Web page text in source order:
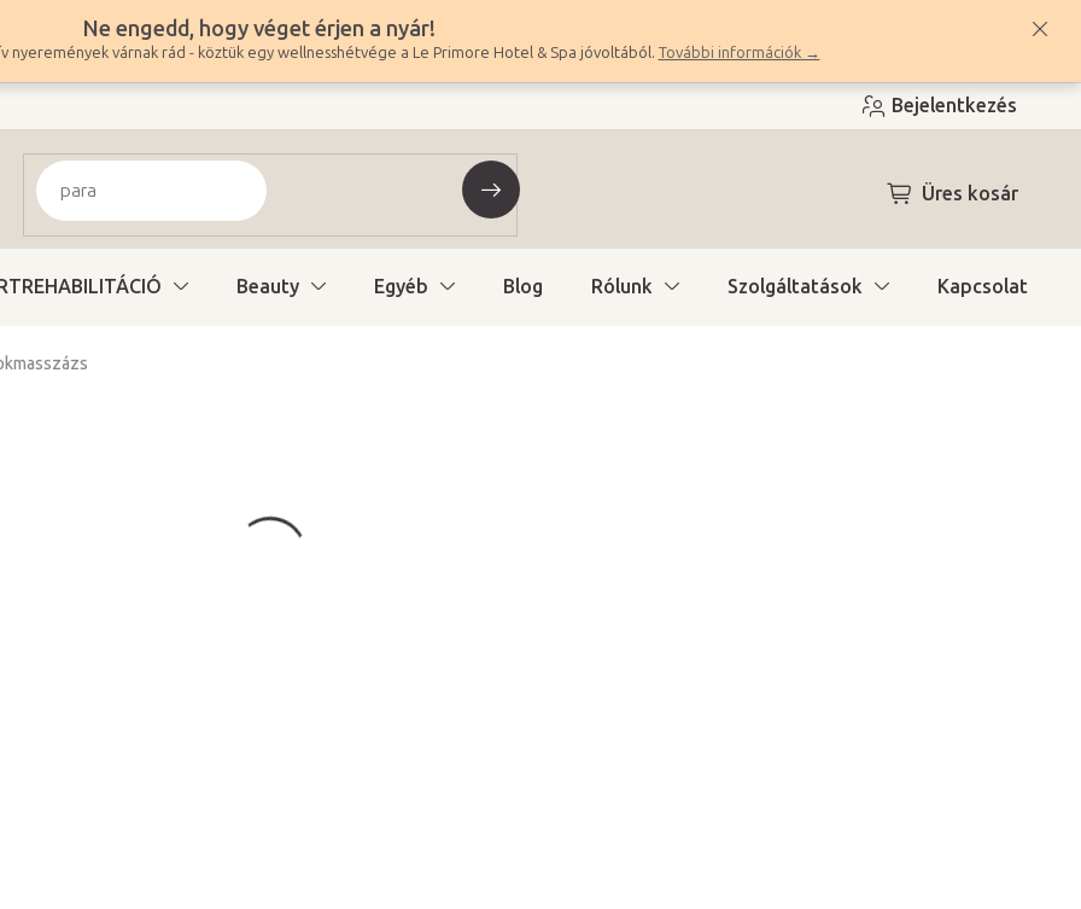
Ne engedd, hogy véget érjen a nyár!
nyeremények várnak rád - köztük egy wellnesshétvége a Le Primore Hotel & Spa jóvoltából. További információk →
Bejelentkezés
KOSÁR
Üres kosár
Beauty Egyéb Blog Rólunk Szolgáltatások Kapcsolat